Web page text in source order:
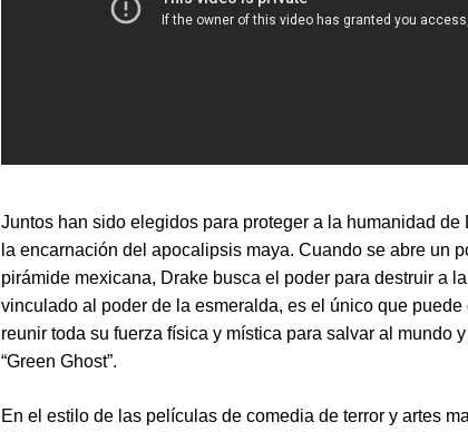
Juntos han sido elegidos para proteger a la humanidad de
la encarnación del apocalipsis maya. Cuando se abre un
pirámide mexicana, Drake busca el poder para destruir a
vinculado al poder de la esmeralda, es el único que
reunir toda su fuerza física y mística para salvar al mundo y
“Green Ghost”.
En el estilo de las películas de comedia de terror y artes